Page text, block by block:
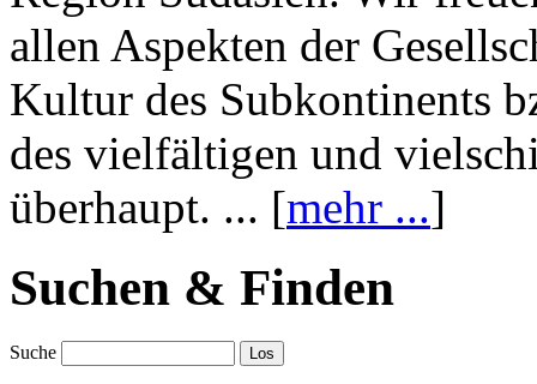
allen Aspekten der
Kultur des Subkontinents
des vielfältigen und
überhaupt. ... [mehr ...]
Suchen & Finden
Suche